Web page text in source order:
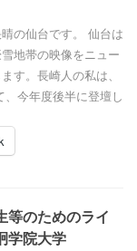
の仙台です。 仙台は
地帯の映像をニュー
す。長崎人の私は、
今年度後半に登壇し
等のためのライ
学院大学